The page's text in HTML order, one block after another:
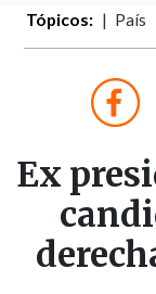
Tópicos: País
Ex